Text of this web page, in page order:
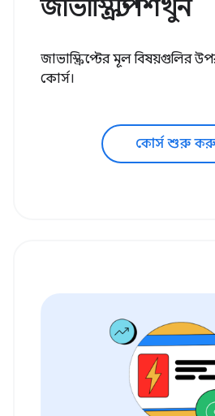
জাভাস্ক্রিপ্ট শিখুন
জাভাস্ক্রিপ্টের মূল বিষয়গুলির
কোর্স।
কোর্স শুরু